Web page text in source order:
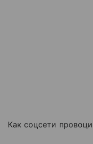
Как соцсети